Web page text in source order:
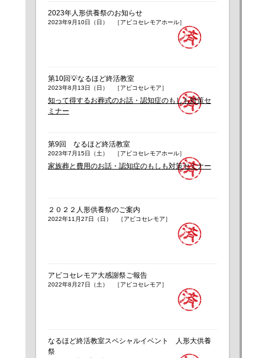
2023年人形供養祭のお知らせ
2023年9月10日（日） ［アビコセレモアホール］
第10回💡なるほど終活教室
2023年8月13日（日） ［アビコセレモア］
知って得するお葬式のお話・認知症のもしも対策セ
ミナー
第9回 なるほど終活教室
2023年7月15日（土） ［アビコセレモアホール］
家族葬と費用のお話・認知症のもしも対策セミナー
２０２２人形供養祭のご案内
2022年11月27日（日） ［アビコセレモア］
アビコセレモア大感謝祭ご報告
2022年8月27日（土） ［アビコセレモア］
なるほど終活教室スペシャルイベント 人形大供養
祭